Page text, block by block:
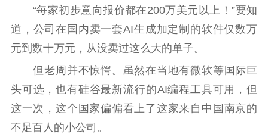
电影工作
电影创作 电影市场
机关党建
党建要闻 学习在线
文化人才
“每家初步意向报价都在200万美元以上！”要知
道，公司在国内卖一套AI生成加定制的软件仅数万
元到数十万元，从没卖过这么大的单子。
但老周并不惊愕。虽然在当地有微软等国际巨
头可选，也有硅谷最新流行的AI编程工具可用，但
这一次，这个国家偏偏看上了这家来自中国南京的
不足百人的小公司。